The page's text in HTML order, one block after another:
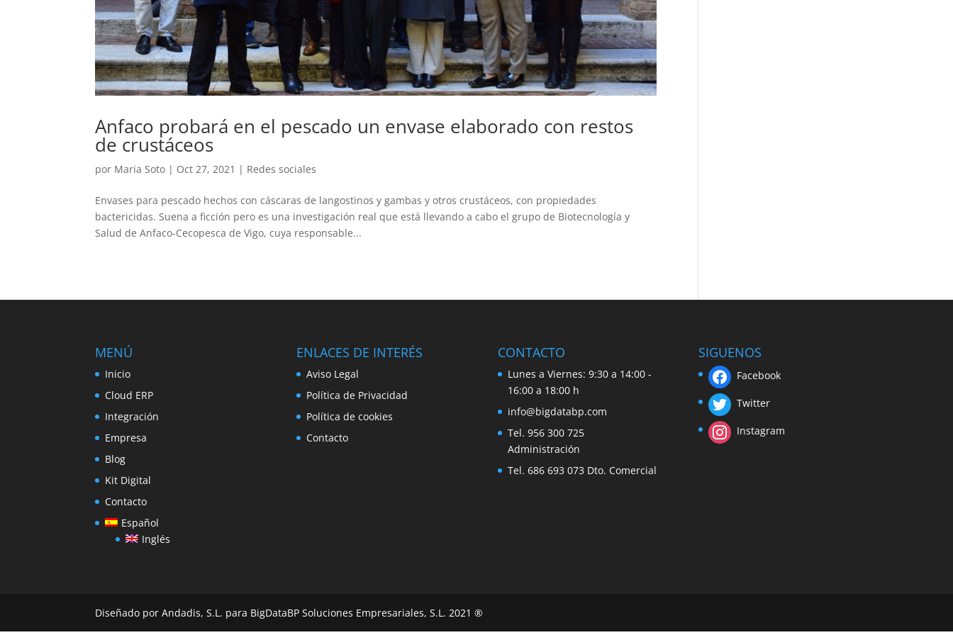
Anfaco probará en el pescado un envase elaborado con restos
de crustáceos
por Maria Soto | Oct 27, 2021 | Redes sociales
Envases para pescado hechos con cáscaras de langostinos y gambas y otros crustáceos, con propiedades
bactericidas. Suena a ficción pero es una investigación real que está llevando a cabo el grupo de Biotecnología y
Salud de Anfaco-Cecopesca de Vigo, cuya responsable...
MENÚ
Inicio
Cloud ERP
Integración
Empresa
Blog
Kit Digital
Contacto
Español
Inglés
ENLACES DE INTERÉS
Aviso Legal
Política de Privacidad
Política de cookies
Contacto
CONTACTO
Lunes a Viernes: 9:30 a 14:00 -
16:00 a 18:00 h
info@bigdatabp.com
Tel. 956 300 725
Administración
Tel. 686 693 073 Dto. Comercial
SIGUENOS
Facebook
Twitter
Instagram
Diseñado por Andadis, S.L. para BigDataBP Soluciones Empresariales, S.L. 2021 ®